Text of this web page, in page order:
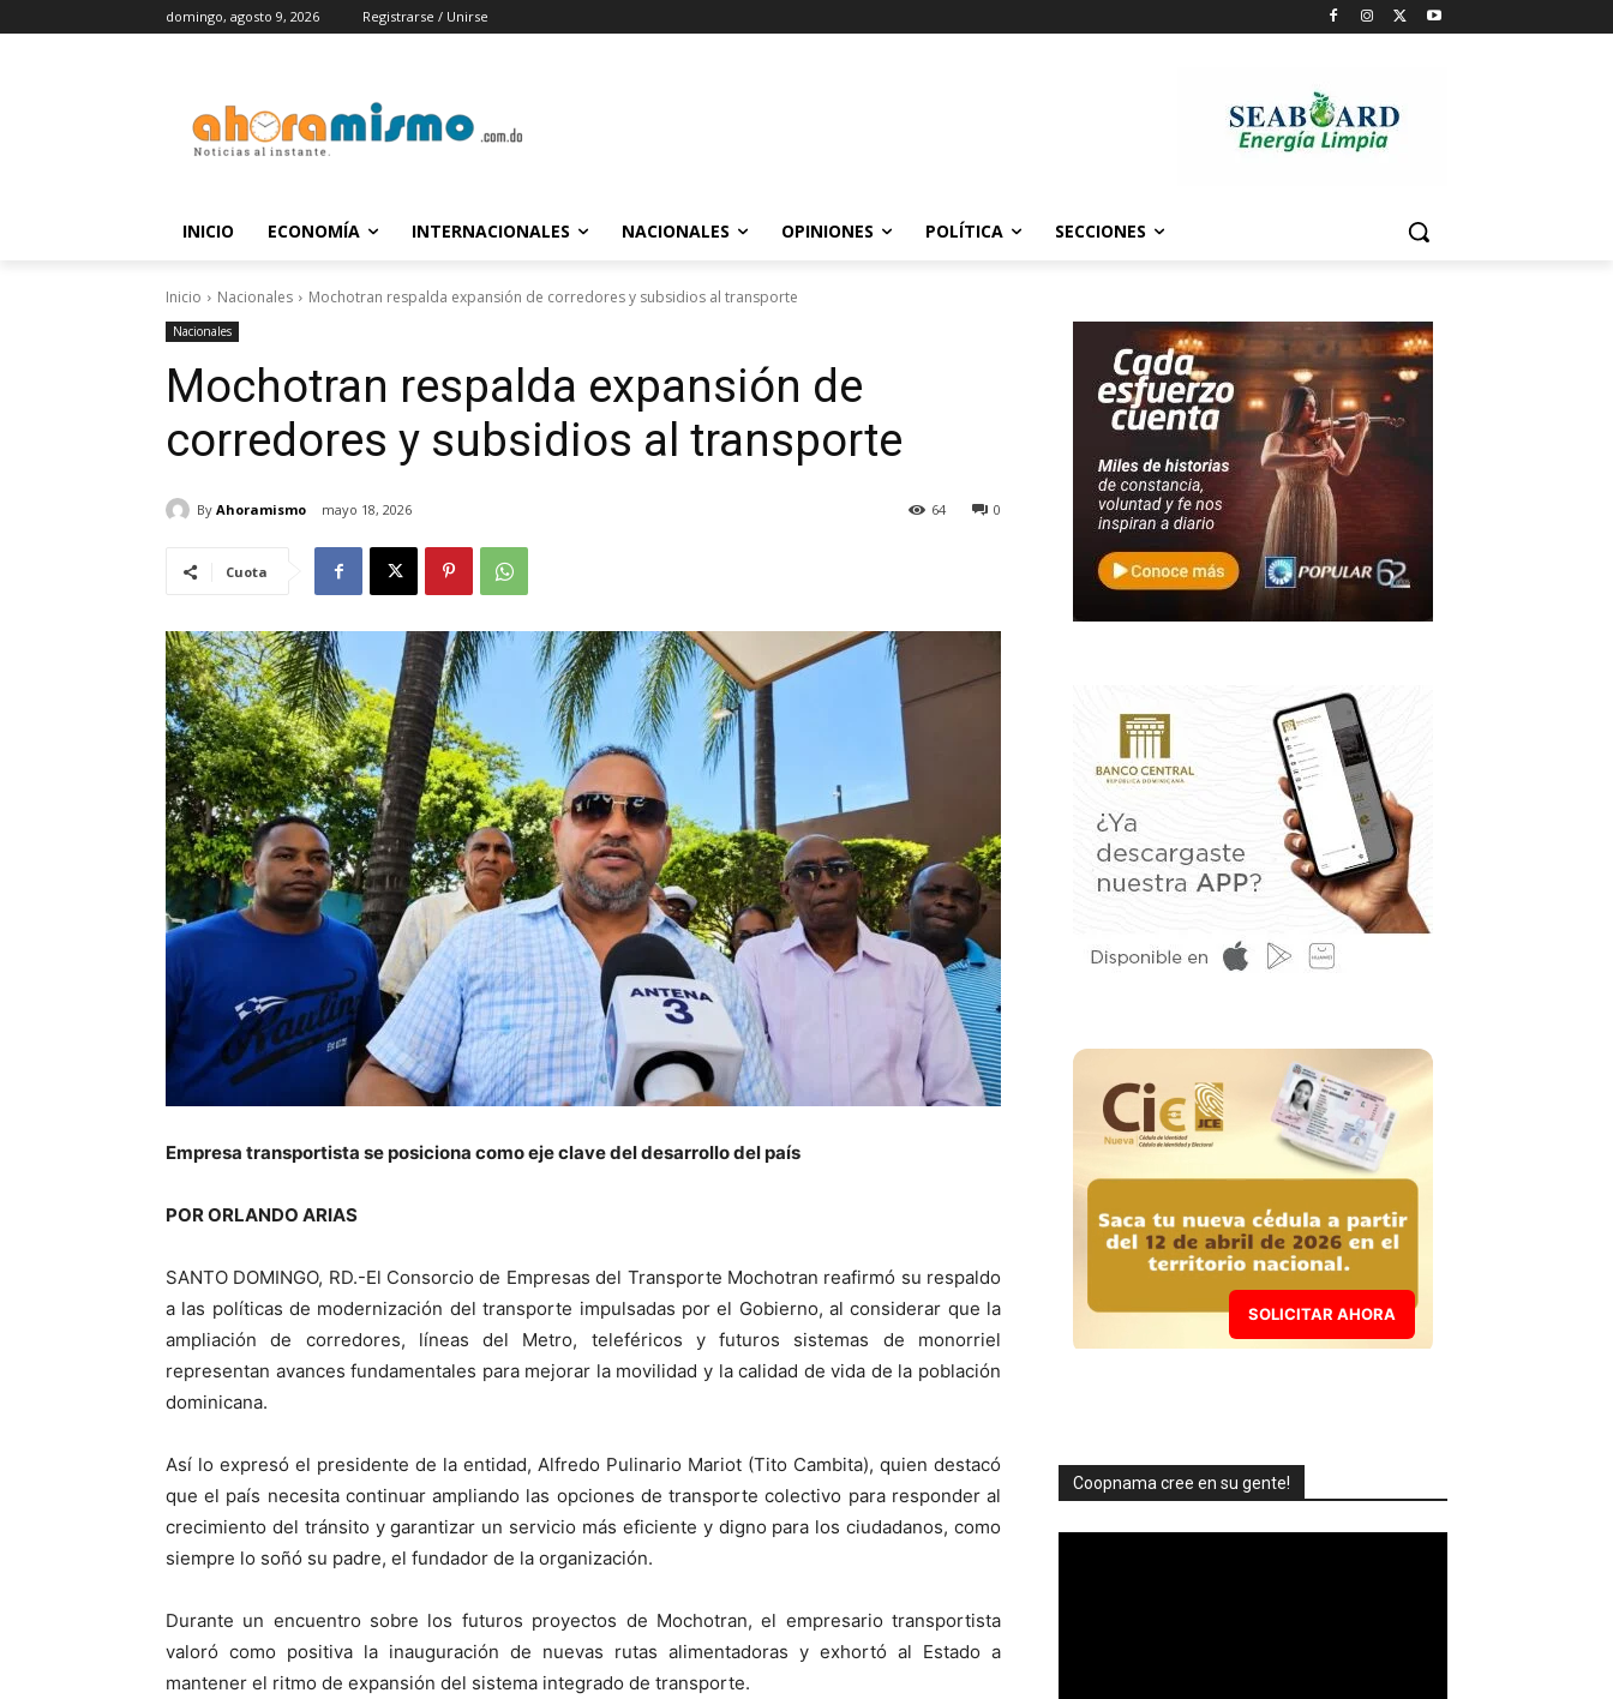
domingo, agosto 9, 2026 Registrarse / Unirse
INICIO ECONOMÍA INTERNACIONALES NACIONALES OPINIONES POLÍTICA SECCIONES
Inicio Nacionales Mochotran respalda expansión de corredores y subsidios al transporte
Nacionales
Mochotran respalda expansión de
corredores y subsidios al transporte
By Ahoramismo mayo 18, 2026 0
64
Cuota
Empresa transportista se posiciona como eje clave del desarrollo del país
POR ORLANDO ARIAS
SANTO DOMINGO, RD.-El Consorcio de Empresas del Transporte Mochotran reafirmó su respaldo
a las políticas de modernización del transporte impulsadas por el Gobierno, al considerar que la
ampliación de corredores, líneas del Metro, teleféricos y futuros sistemas de monorriel
representan avances fundamentales para mejorar la movilidad y la calidad de vida de la población
dominicana.
Así lo expresó el presidente de la entidad, Alfredo Pulinario Mariot (Tito Cambita), quien destacó
que el país necesita continuar ampliando las opciones de transporte colectivo para responder al
crecimiento del tránsito y garantizar un servicio más eficiente y digno para los ciudadanos, como
siempre lo soñó su padre, el fundador de la organización.
Durante un encuentro sobre los futuros proyectos de Mochotran, el empresario transportista
valoró como positiva la inauguración de nuevas rutas alimentadoras y exhortó al Estado a
mantener el ritmo de expansión del sistema integrado de transporte.
SOLICITAR AHORA
Coopnama cree en su gente!